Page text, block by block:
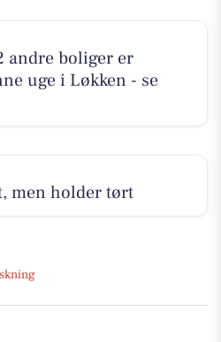
andre boliger er
uge i Løkken - se
men holder tørt